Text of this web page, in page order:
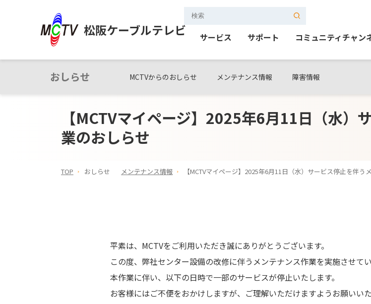
松阪ケーブルテレビ サービス サポート コミュニティチャン
おしらせ MCTVからのおしらせ メンテナンス情報 障害情報
【MCTVマイページ】2025年6月11日（水）
業のおしらせ
TOP おしらせ メンテナンス情報 【MCTVマイページ】2025年6月11日（水）サービス停止を伴
平素は、MCTVをご利用いただき誠にありがとうございます。
この度、弊社センター設備の改修に伴うメンテナンス作業を実施させてい
本作業に伴い、以下の日時で一部のサービスが停止いたします。
お客様にはご不便をおかけしますが、ご理解いただけますようお願いいた